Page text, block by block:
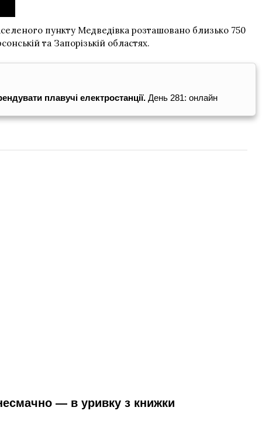
пункту Медведівка розташовано близько 750
та Запорізькій областях.
плавучі електростанції. День 281: онлайн